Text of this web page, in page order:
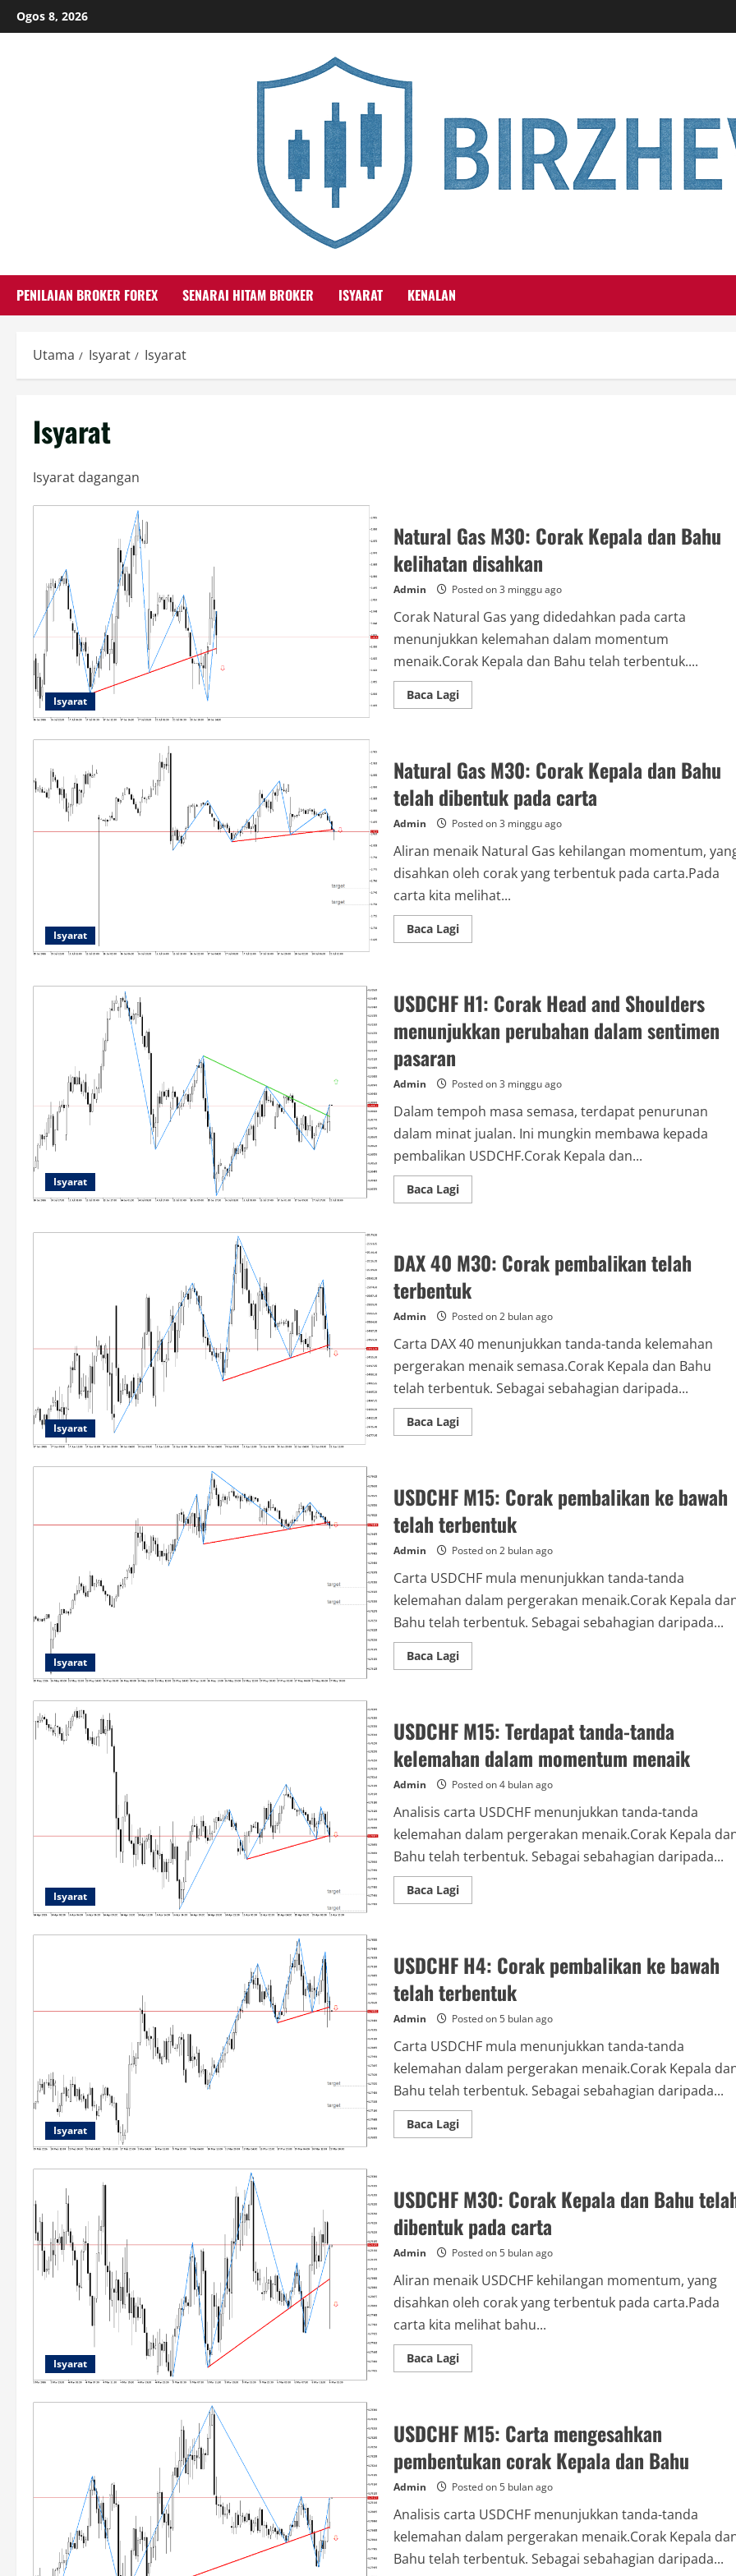
Skip
to
Ogos 8, 2026
PENILAIAN BROKER FOREX SENARAI HITAM BROKER ISYARAT KENALAN
Utama Isyarat Isyarat
Isyarat
Isyarat dagangan
Isyarat
Natural Gas M30: Corak Kepala dan Bahu
kelihatan disahkan
Admin Posted on 3 minggu ago
Corak Natural Gas yang didedahkan pada carta
menunjukkan kelemahan dalam momentum
menaik.Corak Kepala dan Bahu telah terbentuk....
Baca LagiRead
more
Corak
Kepala
Bahu
kelihatan
disahkan
Isyarat
Natural Gas M30: Corak Kepala dan Bahu
telah dibentuk pada carta
Admin Posted on 3 minggu ago
Aliran menaik Natural Gas kehilangan momentum,
disahkan oleh corak yang terbentuk pada carta.Pada
carta kita melihat...
Baca LagiRead
more
Corak
Kepala
dan
Bahu
telah
carta
Isyarat
USDCHF H1: Corak Head and Shoulders
menunjukkan perubahan dalam sentimen
pasaran
Admin Posted on 3 minggu ago
Dalam tempoh masa semasa, terdapat penurunan
dalam minat jualan. Ini mungkin membawa kepada
pembalikan USDCHF.Corak Kepala dan...
Baca LagiRead
more
Head
and
Shoulders
menunjukkan
perubahan
dalam
pasaran
Isyarat
DAX 40 M30: Corak pembalikan telah
terbentuk
Admin Posted on 2 bulan ago
Carta DAX 40 menunjukkan tanda-tanda kelemahan
pergerakan menaik semasa.Corak Kepala dan Bahu
telah terbentuk. Sebagai sebahagian daripada...
Baca LagiRead
more
Corak
pembalikan
telah
terbentuk
Isyarat
USDCHF M15: Corak pembalikan ke bawah
telah terbentuk
Admin Posted on 2 bulan ago
Carta USDCHF mula menunjukkan tanda-tanda
kelemahan dalam pergerakan menaik.Corak Kepala
Bahu telah terbentuk. Sebagai sebahagian daripada...
Baca LagiRead
more
pembalikan
ke
bawah
telah
terbentuk
Isyarat
USDCHF M15: Terdapat tanda-tanda
kelemahan dalam momentum menaik
Admin Posted on 4 bulan ago
Analisis carta USDCHF menunjukkan tanda-tanda
kelemahan dalam pergerakan menaik.Corak Kepala
Bahu telah terbentuk. Sebagai sebahagian daripada...
Baca LagiRead
more
tanda-
tanda
kelemahan
dalam
momentum
menaik
Isyarat
USDCHF H4: Corak pembalikan ke bawah
telah terbentuk
Admin Posted on 5 bulan ago
Carta USDCHF mula menunjukkan tanda-tanda
kelemahan dalam pergerakan menaik.Corak Kepala
Bahu telah terbentuk. Sebagai sebahagian daripada...
Baca LagiRead
more
pembalikan
ke
bawah
telah
terbentuk
Isyarat
USDCHF M30: Corak Kepala dan Bahu
dibentuk pada carta
Admin Posted on 5 bulan ago
Aliran menaik USDCHF kehilangan momentum, yang
disahkan oleh corak yang terbentuk pada carta.Pada
carta kita melihat bahu...
Baca LagiRead
more
Kepala
dan
Bahu
telah
dibentuk
pada
carta
USDCHF M15: Carta mengesahkan
pembentukan corak Kepala dan Bahu
Admin Posted on 5 bulan ago
Analisis carta USDCHF menunjukkan tanda-tanda
kelemahan dalam pergerakan menaik.Corak Kepala
Bahu telah terbentuk. Sebagai sebahagian daripada...